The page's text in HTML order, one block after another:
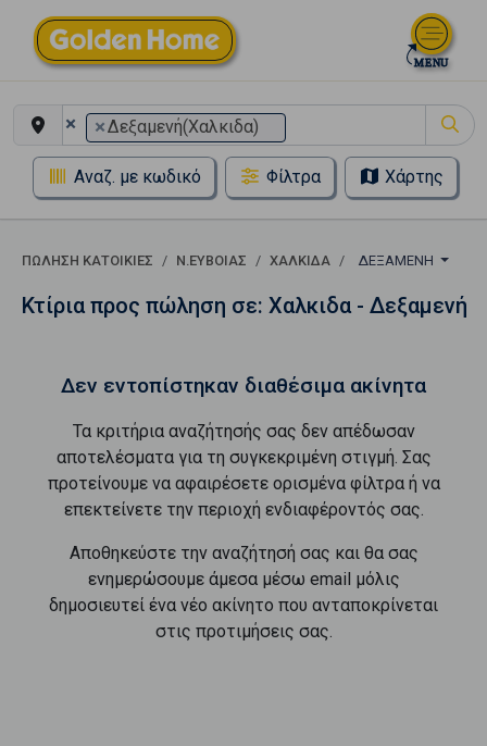
× ×Δεξαμενή(Χαλκιδα)
Αναζ. με κωδικό Φίλτρα Χάρτης
ΠΏΛΗΣΗ ΚΑΤΟΙΚΊΕΣ Ν.ΕΥΒΟΙΑΣ ΧΑΛΚΙΔΑ ΔΕΞΑΜΕΝΉ
Κτίρια προς πώληση σε: Χαλκιδα - Δεξαμενή
Δεν εντοπίστηκαν διαθέσιμα ακίνητα
Τα κριτήρια αναζήτησής σας δεν απέδωσαν
αποτελέσματα για τη συγκεκριμένη στιγμή. Σας
προτείνουμε να αφαιρέσετε ορισμένα φίλτρα ή να
επεκτείνετε την περιοχή ενδιαφέροντός σας.
Αποθηκεύστε την αναζήτησή σας και θα σας
ενημερώσουμε άμεσα μέσω email μόλις
δημοσιευτεί ένα νέο ακίνητο που ανταποκρίνεται
στις προτιμήσεις σας.